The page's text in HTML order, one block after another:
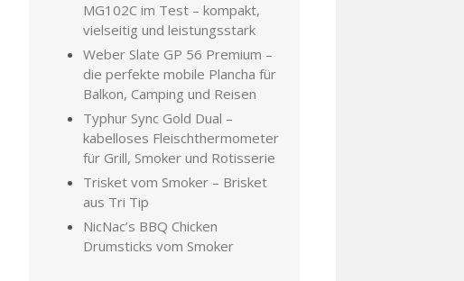
MG102C im Test – kompakt,
vielseitig und leistungsstark
Weber Slate GP 56 Premium –
die perfekte mobile Plancha für
Balkon, Camping und Reisen
Typhur Sync Gold Dual –
kabelloses Fleischthermometer
für Grill, Smoker und Rotisserie
Trisket vom Smoker – Brisket
aus Tri Tip
NicNac’s BBQ Chicken
Drumsticks vom Smoker